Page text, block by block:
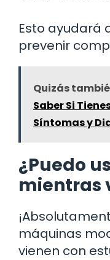
Esto ayudará
prevenir
Quizás
Saber Si
Síntomas y
¿Puedo
mientras
máquinas
vienen con